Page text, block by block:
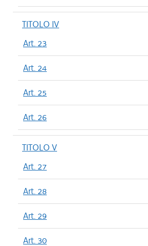
TITOLO IV
Art. 23
Art. 24
Art. 25
Art. 26
TITOLO V
Art. 27
Art. 28
Art. 29
Art. 30